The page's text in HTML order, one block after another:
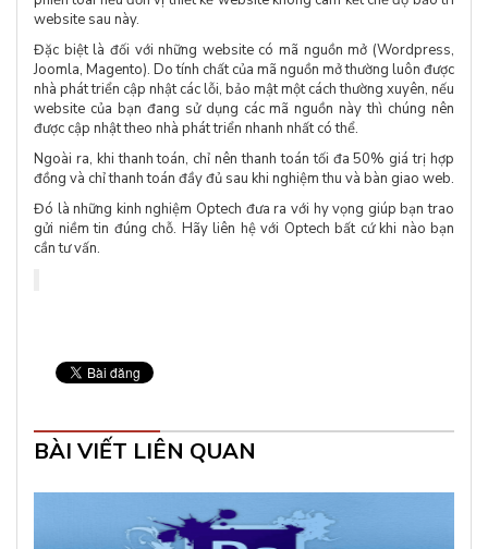
website sau này.
Đặc biệt là đối với những website có mã nguồn mở (Wordpress,
Joomla, Magento). Do tính chất của mã nguồn mở thường luôn được
nhà phát triển cập nhật các lỗi, bảo mật một cách thường xuyên, nếu
website của bạn đang sử dụng các mã nguồn này thì chúng nên
được cập nhật theo nhà phát triển nhanh nhất có thể.
Ngoài ra, khi thanh toán, chỉ nên thanh toán tối đa 50% giá trị hợp
đồng và chỉ thanh toán đầy đủ sau khi nghiệm thu và bàn giao web.
Đó là những kinh nghiệm Optech đưa ra với hy vọng giúp bạn trao
gửi niềm tin đúng chỗ. Hãy liên hệ với Optech bất cứ khi nào bạn
cần tư vấn.
BÀI VIẾT LIÊN QUAN